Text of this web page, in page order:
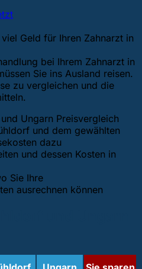
Geld für Ihren Zahnarzt in
bei Ihrem Zahnarzt in
Sie ins Ausland reisen.
zu vergleichen und die
Ungarn Preisvergleich
und dem gewählten
dazu
und dessen Kosten in
Sie Ihre
ausrechnen können